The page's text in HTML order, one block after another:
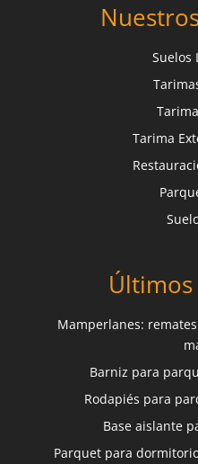
Suelos
Tarima
Mamperlanes:
Barniz para
Rodapiés para
Base aislante
Parquet para